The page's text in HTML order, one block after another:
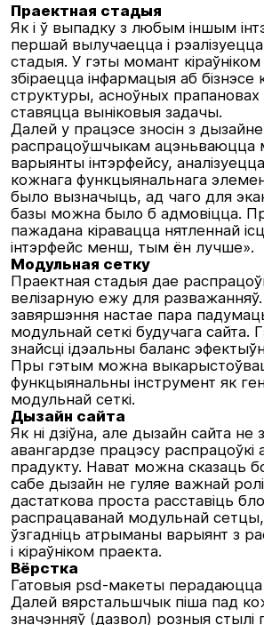
Праектная стадыя
Як і ў выпадку з любым іншым
першай вылучаецца і
стадыя. У гэты момант
збіраецца інфармацыя аб бізнэсе
структуры, асноўных прапановах
ставяцца выніковыя задачы.
Далей у працэсе зносін з
распрацоўшчыкам ацэньваюцца
варыянты інтэрфейсу,
кожнага функцыянальнага
было вызначыць, ад чаго для
базы можна было б адмовіцца.
пажадана кіравацца нятленнай
інтэрфейс менш, тым ён лучше».
Модульная сетку
Праектная стадыя дае
велізарную ежу для
завяршэння настае пара
модульнай сеткі будучага сайта.
знайсці ідэальны баланс
Пры гэтым можна
функцыянальны інструмент як
модульнай сеткі.
Дызайн сайта
Як ні дзіўна, але дызайн сайта не
авангардзе працэсу распрацоўкі
прадукту. Нават можна сказаць
сабе дызайн не гуляе важнай
дастаткова проста расставіць
распрацаванай модульнай
ўзгадніць атрыманы варыянт з
і кіраўніком праекта.
Вёрстка
Гатовыя psd-макеты перадаюцца
Далей вярстальшчык піша пад
значэнняў (дазвол) розныя